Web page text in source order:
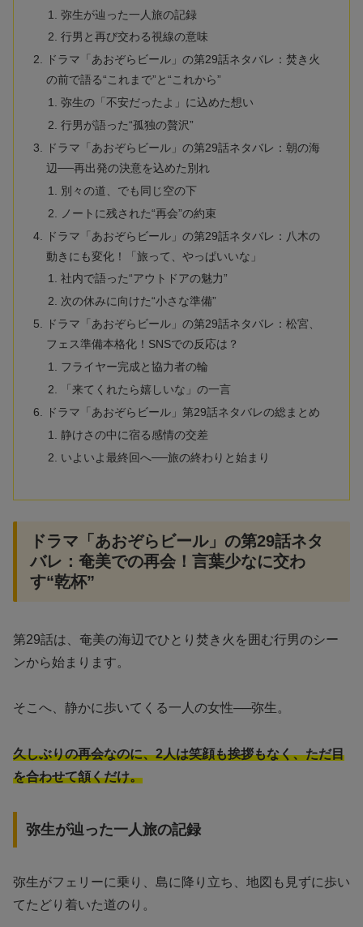
弥生が辿った一人旅の記録
行男と再び交わる視線の意味
ドラマ「あおぞらビール」の第29話ネタバレ：焚き火
の前で語る“これまで”と“これから”
弥生の「不安だったよ」に込めた想い
行男が語った“孤独の贅沢”
ドラマ「あおぞらビール」の第29話ネタバレ：朝の海
辺──再出発の決意を込めた別れ
別々の道、でも同じ空の下
ノートに残された“再会”の約束
ドラマ「あおぞらビール」の第29話ネタバレ：八木の
動きにも変化！「旅って、やっぱいいな」
社内で語った“アウトドアの魅力”
次の休みに向けた“小さな準備”
ドラマ「あおぞらビール」の第29話ネタバレ：松宮、
フェス準備本格化！SNSでの反応は？
フライヤー完成と協力者の輪
「来てくれたら嬉しいな」の一言
ドラマ「あおぞらビール」第29話ネタバレの総まとめ
静けさの中に宿る感情の交差
いよいよ最終回へ──旅の終わりと始まり
ドラマ「あおぞらビール」の第29話ネタ
バレ：奄美での再会！言葉少なに交わ
す“乾杯”
第29話は、奄美の海辺でひとり焚き火を囲む行男のシー
ンから始まります。
そこへ、静かに歩いてくる一人の女性──弥生。
久しぶりの再会なのに、2人は笑顔も挨拶もなく、ただ目
を合わせて頷くだけ。
弥生が辿った一人旅の記録
弥生がフェリーに乗り、島に降り立ち、地図も見ずに歩い
てたどり着いた道のり。